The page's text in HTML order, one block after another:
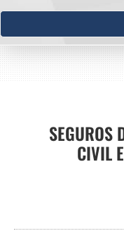
SEGUROS
CIVIL